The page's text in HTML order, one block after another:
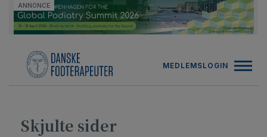
Hop
til
indholdet
ANNONCE
MEDLEMSLOGIN
Skjulte sider